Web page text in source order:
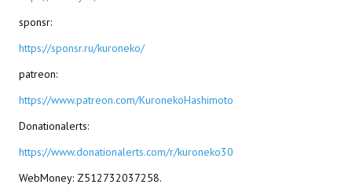
Star Wars Knights of the Old Republic 2
Titan Quest Immortal Throne
Ведьмак 2
Ведьмак 3
sponsr:
https://sponsr.ru/kuroneko/
patreon:
https://www.patreon.com/KuronekoHashimoto
Donationalerts:
https://www.donationalerts.com/r/kuroneko30
WebMoney: Z512732037258.